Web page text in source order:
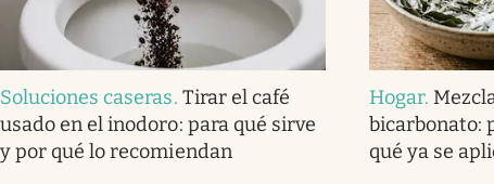
Soluciones caseras. Tirar el café
usado en el inodoro: para qué sirve
y por qué lo recomiendan
Hogar.
bicarbonato:
qué ya se